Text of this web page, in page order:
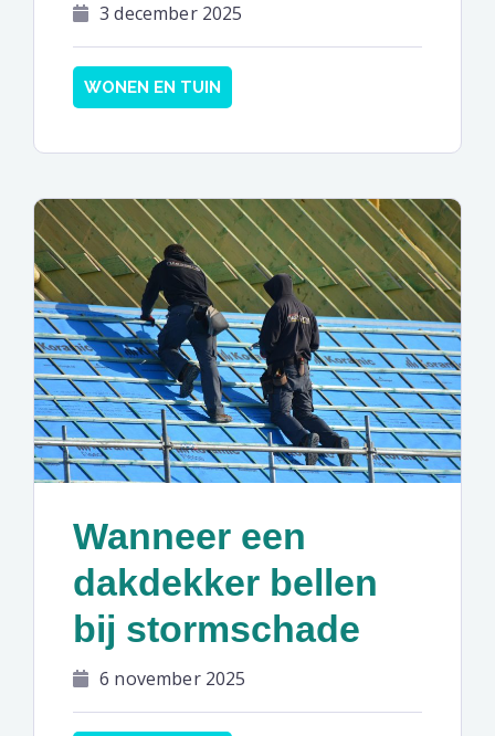
3 december 2025
WONEN EN TUIN
Wanneer een
dakdekker bellen
bij stormschade
6 november 2025